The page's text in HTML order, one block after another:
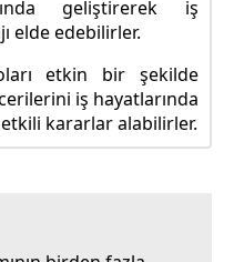
geliştirerek iş
elde edebilirler.
etkin bir şekilde
iş hayatlarında
etkili kararlar alabilirler.